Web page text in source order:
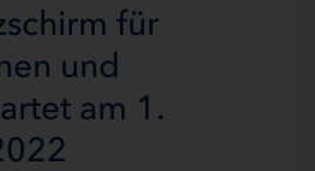
für
und
am 1.